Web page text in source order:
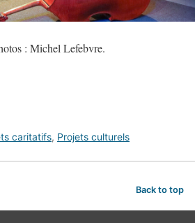
: Michel Lefebvre.
caritatifs, Projets culturels
Back to top